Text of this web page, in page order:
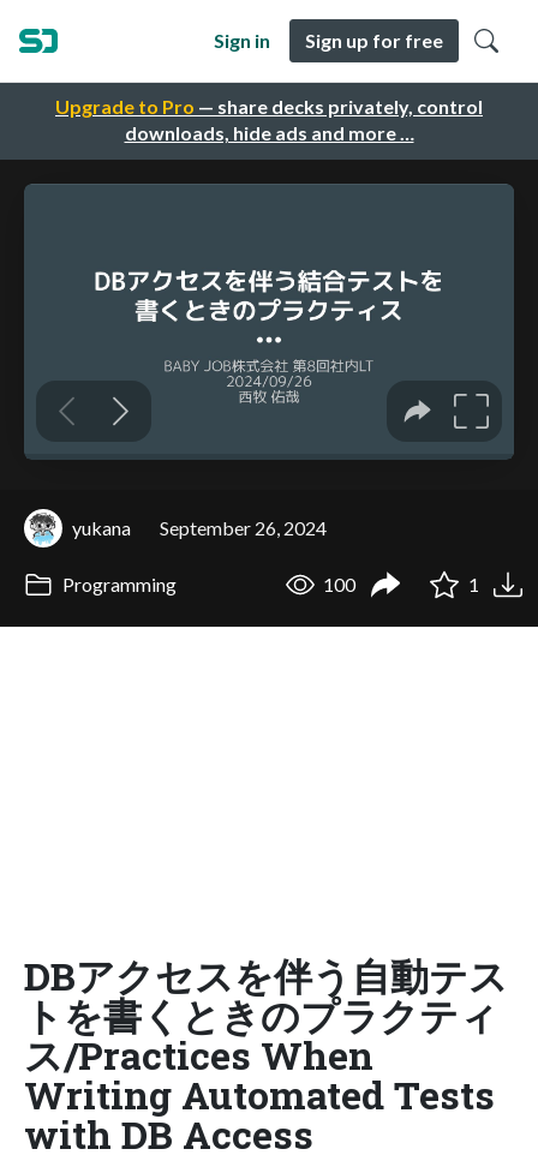
Upgrade to Pro — share decks privately, control
downloads, hide ads and more …
Sign in Sign up for free
yukana September 26, 2024
Programming 100 1
DBアクセスを伴う自動テス
トを書くときのプラクティ
ス/Practices When
Writing Automated Tests
with DB Access